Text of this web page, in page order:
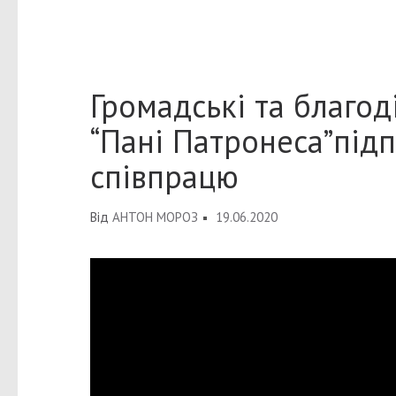
Громадські та
“Пані
співпрацю
Від АНТОН МОРОЗ 19.06.2020